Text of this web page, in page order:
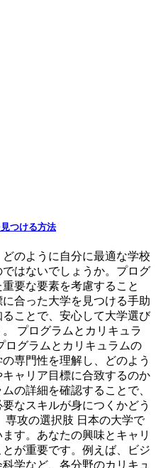
つける方法
のように自分に最適な学校
はないでしょうか。プログ
要な要素を考慮すること
合った大学を見つける手助
ことで、安心して大学選び
プログラムとカリキュラ
ログラムとカリキュラムの
専門性を理解し、どのよう
ャリア目標に合致するのか
の詳細を確認することで、
なスキルが身につくかどう
専攻の選択肢 日本の大学で
す。あなたの興味とキャリ
が重要です。例えば、ビジ
学など、各分野のカリキュ